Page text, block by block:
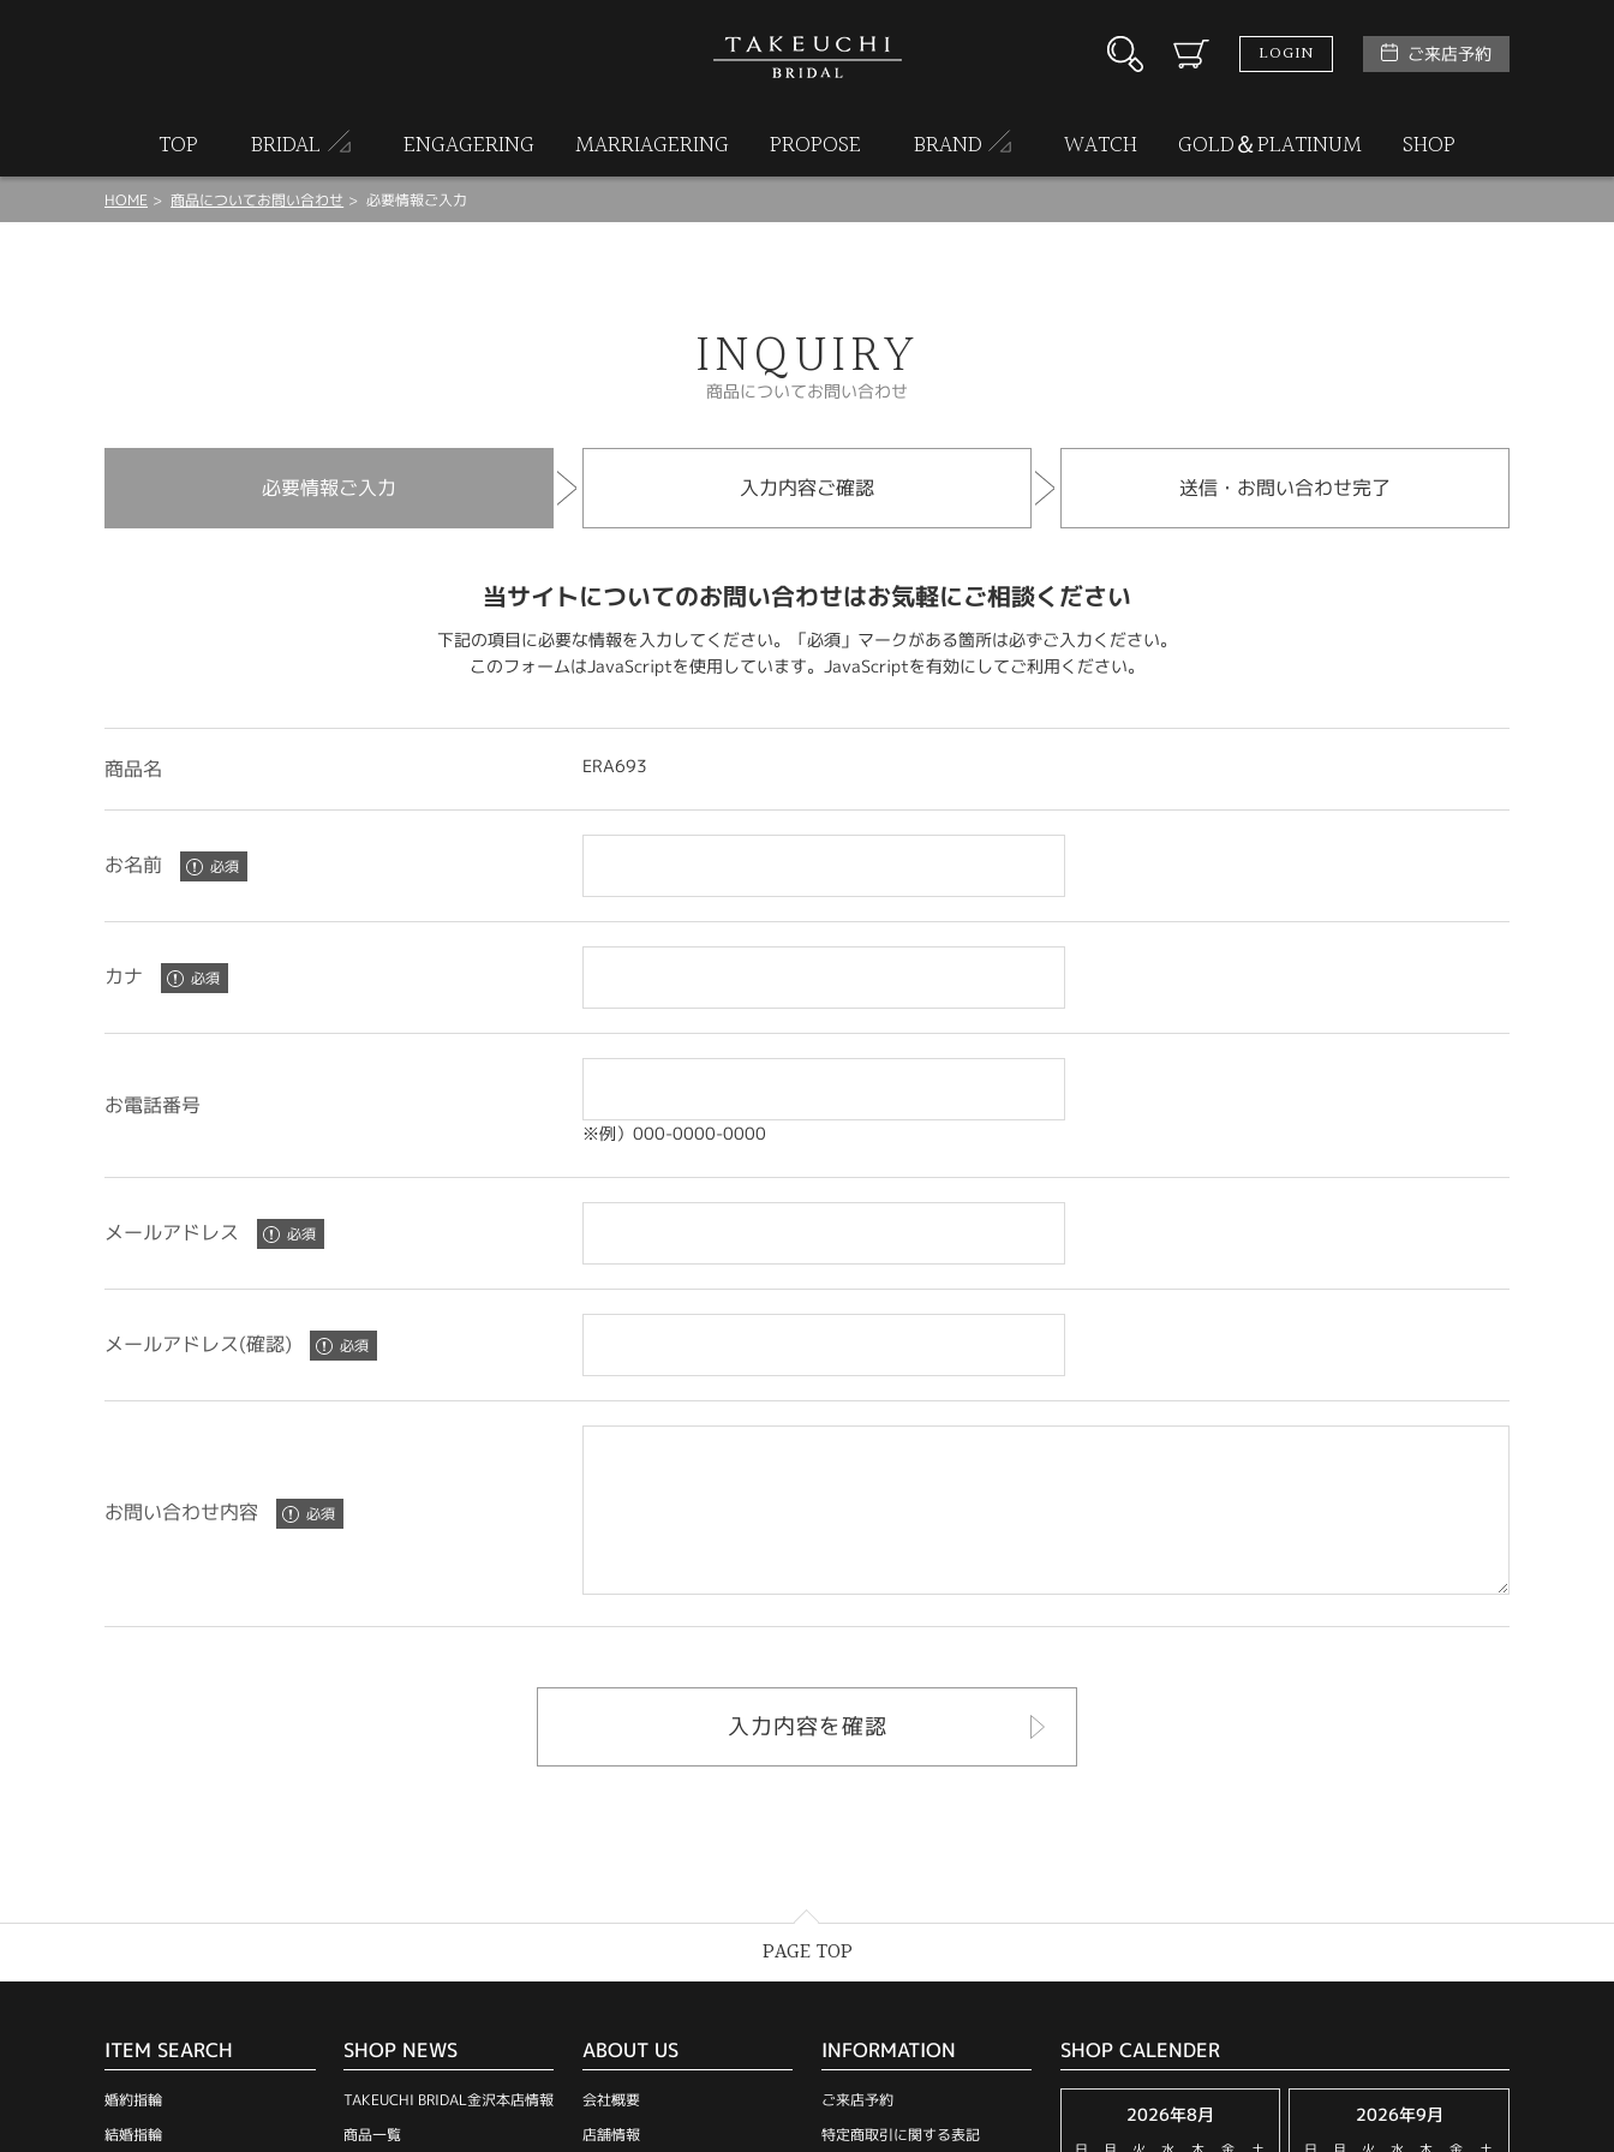
LOGIN ご来店予約
TOP BRIDAL ENGAGERING MARRIAGERING PROPOSE BRAND WATCH GOLD＆PLATINUM SHOP
HOME 商品についてお問い合わせ 必要情報ご入力
INQUIRY
商品についてお問い合わせ
必要情報ご入力 入力内容ご確認 送信・お問い合わせ完了
当サイトについてのお問い合わせはお気軽にご相談ください
下記の項目に必要な情報を入力してください。「必須」マークがある箇所は必ずご入力ください。
このフォームはJavaScriptを使用しています。JavaScriptを有効にしてご利用ください。
商品名 ERA693
お名前
カナ
お電話番号
※例）000-0000-0000
メールアドレス
メールアドレス(確認)
お問い合わせ内容
PAGE TOP
ITEM SEARCH
婚約指輪
結婚指輪
SHOP NEWS
TAKEUCHI BRIDAL金沢本店情報
商品一覧
ABOUT US
会社概要
店舗情報
INFORMATION
ご来店予約
特定商取引に関する表記
SHOP CALENDER
2026年8月 2026年9月